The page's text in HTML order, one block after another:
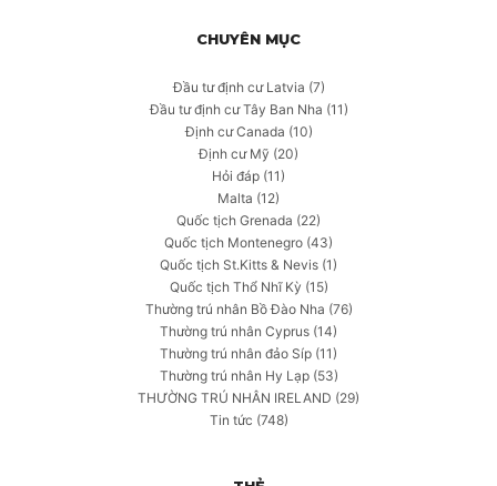
CHUYÊN MỤC
Đầu tư định cư Latvia (7)
Đầu tư định cư Tây Ban Nha (11)
Định cư Canada (10)
Định cư Mỹ (20)
Hỏi đáp (11)
Malta (12)
Quốc tịch Grenada (22)
Quốc tịch Montenegro (43)
Quốc tịch St.Kitts & Nevis (1)
Quốc tịch Thổ Nhĩ Kỳ (15)
Thường trú nhân Bồ Đào Nha (76)
Thường trú nhân Cyprus (14)
Thường trú nhân đảo Síp (11)
Thường trú nhân Hy Lạp(53)
THƯỜNG TRÚ NHÂN IRELAND (29)
Tin tức (748)